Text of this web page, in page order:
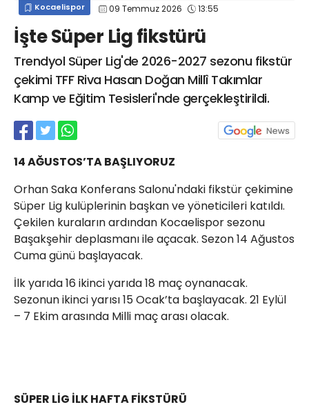
Kocaelispor 09 Temmuz 2026 13:55
İşte Süper Lig fikstürü
Trendyol Süper Lig'de 2026-2027 sezonu fikstür
çekimi TFF Riva Hasan Doğan Millî Takımlar
Kamp ve Eğitim Tesisleri'nde gerçekleştirildi.
14 AĞUSTOS’TA BAŞLIYORUZ
Orhan Saka Konferans Salonu'ndaki fikstür çekimine
Süper Lig kulüplerinin başkan ve yöneticileri katıldı.
Çekilen kuraların ardından Kocaelispor sezonu
Başakşehir deplasmanı ile açacak. Sezon 14 Ağustos
Cuma günü başlayacak.
İlk yarıda 16 ikinci yarıda 18 maç oynanacak.
Sezonun ikinci yarısı 15 Ocak’ta başlayacak. 21 Eylül
– 7 Ekim arasında Milli maç arası olacak.
SÜPER LİG İLK HAFTA FİKSTÜRÜ
info@spor41.com